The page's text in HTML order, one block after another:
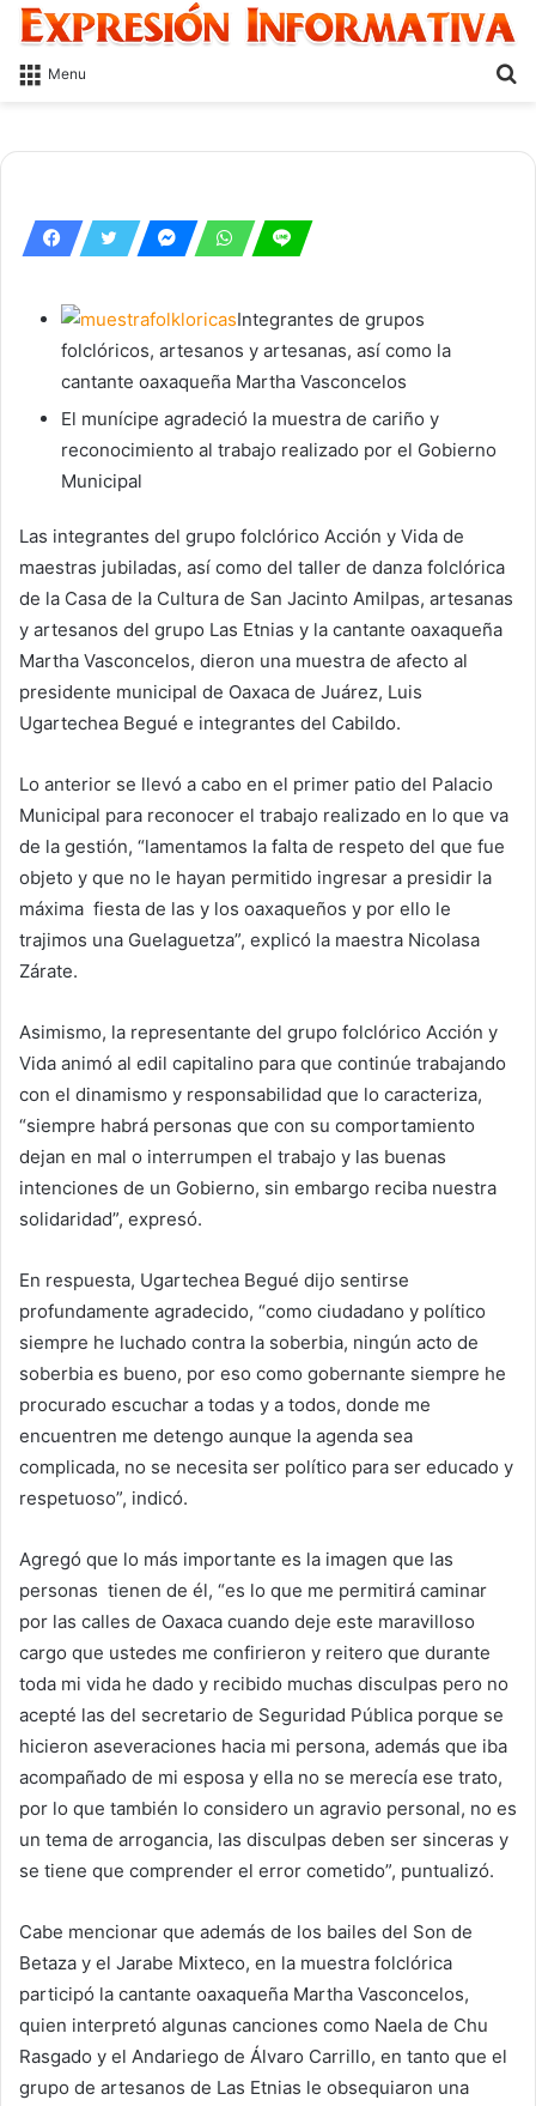
Menu
Integrantes de grupos
folclóricos, artesanos y artesanas, así como la
cantante oaxaqueña Martha Vasconcelos
El munícipe agradeció la muestra de cariño y
reconocimiento al trabajo realizado por el Gobierno
Municipal
Las integrantes del grupo folclórico Acción y Vida de
maestras jubiladas, así como del taller de danza folclórica
de la Casa de la Cultura de San Jacinto Amilpas, artesanas
y artesanos del grupo Las Etnias y la cantante oaxaqueña
Martha Vasconcelos, dieron una muestra de afecto al
presidente municipal de Oaxaca de Juárez, Luis
Ugartechea Begué e integrantes del Cabildo.
Lo anterior se llevó a cabo en el primer patio del Palacio
Municipal para reconocer el trabajo realizado en lo que va
de la gestión, “lamentamos la falta de respeto del que fue
objeto y que no le hayan permitido ingresar a presidir la
máxima fiesta de las y los oaxaqueños y por ello le
trajimos una Guelaguetza”, explicó la maestra Nicolasa
Zárate.
Asimismo, la representante del grupo folclórico Acción y
Vida animó al edil capitalino para que continúe trabajando
con el dinamismo y responsabilidad que lo caracteriza,
“siempre habrá personas que con su comportamiento
dejan en mal o interrumpen el trabajo y las buenas
intenciones de un Gobierno, sin embargo reciba nuestra
solidaridad”, expresó.
En respuesta, Ugartechea Begué dijo sentirse
profundamente agradecido, “como ciudadano y político
siempre he luchado contra la soberbia, ningún acto de
soberbia es bueno, por eso como gobernante siempre he
procurado escuchar a todas y a todos, donde me
encuentren me detengo aunque la agenda sea
complicada, no se necesita ser político para ser educado y
respetuoso”, indicó.
Agregó que lo más importante es la imagen que las
personas tienen de él, “es lo que me permitirá caminar
por las calles de Oaxaca cuando deje este maravilloso
cargo que ustedes me confirieron y reitero que durante
toda mi vida he dado y recibido muchas disculpas pero no
acepté las del secretario de Seguridad Pública porque se
hicieron aseveraciones hacia mi persona, además que iba
acompañado de mi esposa y ella no se merecía ese trato,
por lo que también lo considero un agravio personal, no es
un tema de arrogancia, las disculpas deben ser sinceras y
se tiene que comprender el error cometido”, puntualizó.
Cabe mencionar que además de los bailes del Son de
Betaza y el Jarabe Mixteco, en la muestra folclórica
participó la cantante oaxaqueña Martha Vasconcelos,
quien interpretó algunas canciones como Naela de Chu
Rasgado y el Andariego de Álvaro Carrillo, en tanto que el
grupo de artesanos de Las Etnias le obsequiaron una